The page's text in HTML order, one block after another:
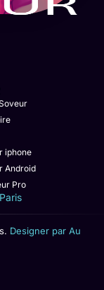
iphone
Android
Pro
Designer par Au